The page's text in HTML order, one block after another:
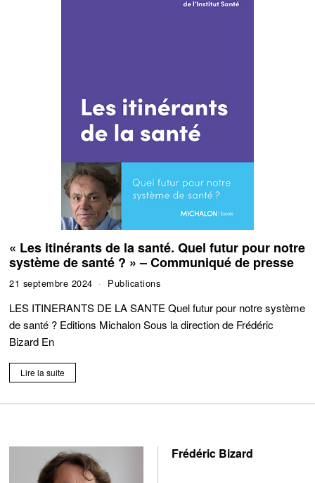
« Les itinérants de la santé. Quel futur pour notre
système de santé ? » – Communiqué de presse
21 septembre 2024 Publications
LES ITINERANTS DE LA SANTE Quel futur pour notre système
de santé ? Editions Michalon Sous la direction de Frédéric
Bizard En
Lire la suite
Frédéric Bizard